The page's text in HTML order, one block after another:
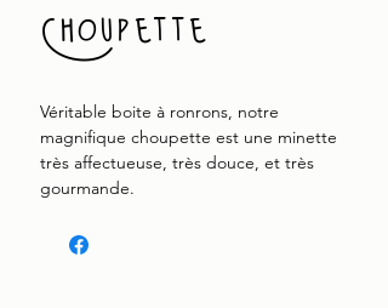
Choupette
Véritable boite à ronrons, notre
magnifique choupette est une minette
très affectueuse, très douce, et très
gourmande.